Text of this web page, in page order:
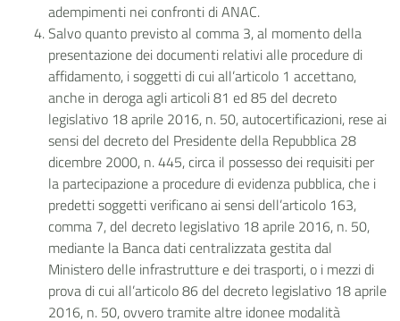
adempimenti nei confronti di ANAC.
Salvo quanto previsto al comma 3, al momento della
presentazione dei documenti relativi alle procedure di
affidamento, i soggetti di cui all’articolo 1 accettano,
anche in deroga agli articoli 81 ed 85 del decreto
legislativo 18 aprile 2016, n. 50, autocertificazioni, rese ai
sensi del decreto del Presidente della Repubblica 28
dicembre 2000, n. 445, circa il possesso dei requisiti per
la partecipazione a procedure di evidenza pubblica, che i
predetti soggetti verificano ai sensi dell’articolo 163,
comma 7, del decreto legislativo 18 aprile 2016, n. 50,
mediante la Banca dati centralizzata gestita dal
Ministero delle infrastrutture e dei trasporti, o i mezzi di
prova di cui all’articolo 86 del decreto legislativo 18 aprile
2016, n. 50, ovvero tramite altre idonee modalità